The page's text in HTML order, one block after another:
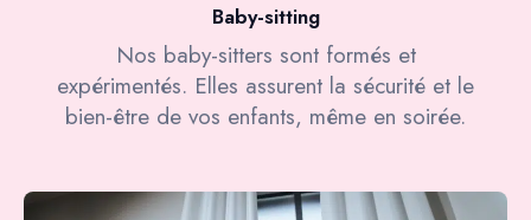
Baby-sitting
Nos baby-sitters sont formés et
expérimentés. Elles assurent la sécurité et le
bien-être de vos enfants, même en soirée.